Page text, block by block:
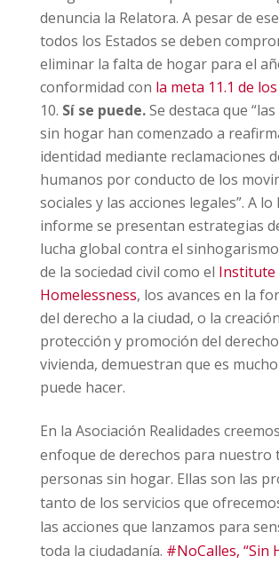
denuncia la Relatora. A pesar de
todos los Estados se deben
eliminar la falta de hogar para el
conformidad con la meta 11.1 de los
Sí se puede.Se destaca que
sin hogar han comenzado a
identidad mediante reclamaciones
humanos por conducto de los
sociales y las acciones legales”. A
informe se presentan estrategias
lucha global contra el
de la sociedad civil como el Institute
Homelessness, los avances en la
del derecho a la ciudad, o la
protección y promoción del
vivienda, demuestran que es
puede hacer.
En la Asociación Realidades
enfoque de derechos para nuestro
personas sin hogar. Ellas son las
tanto de los servicios que
las acciones que lanzamos para
toda la ciudadanía. #NoCalles, “Sin